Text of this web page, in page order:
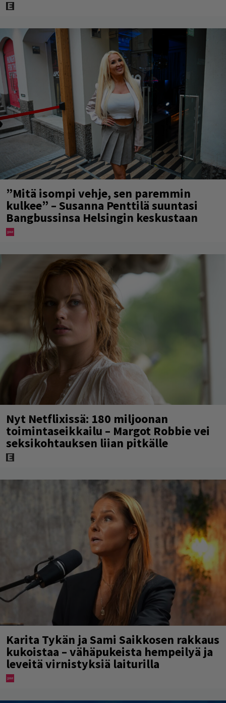
”Mitä isompi vehje, sen paremmin
kulkee” – Susanna Penttilä suuntasi
Bangbussinsa Helsingin keskustaan
Nyt Netflixissä: 180 miljoonan
toimintaseikkailu – Margot Robbie vei
seksikohtauksen liian pitkälle
Karita Tykän ja Sami Saikkosen rakkaus
kukoistaa – vähäpukeista hempeilyä ja
leveitä virnistyksiä laiturilla